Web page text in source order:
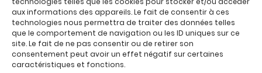
aux informations des appareils. Le fait de consentir à ces
technologies nous permettra de traiter des données telles
que le comportement de navigation ou les ID uniques sur ce
site. Le fait de ne pas consentir ou de retirer son
consentement peut avoir un effet négatif sur certaines
caractéristiques et fonctions.
Jeux enfant 9 ans
Jeux enfant 10 ans
Jeux enfant 11 ans
Jeux enfant 12 ans